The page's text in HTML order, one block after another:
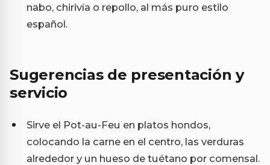
nabo, chirivía o repollo, al más puro estilo
español.
Sugerencias de presentación y
servicio
Sirve el Pot-au-Feu en platos hondos,
colocando la carne en el centro, las verduras
alrededor y un hueso de tuétano por comensal.